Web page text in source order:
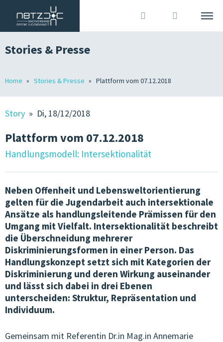
? Anmelden
DEUTSCH ITALIANO
WIR SIND
MITGLIEDER
OJA IN SÜDTIROL
GRUNDLAGEN
JOBS IN DER OJA
TERMINE & KURSE
VEREINSWESEN & KOMMUNIKATION
ÖFFENTLICHKEITSARBEIT
JOBS IN DER OJA
TERMINE & KURSE
VERNETZUNG & BEGLEITUNG
Stories & Presse
Home Stories & Presse Plattform vom 07.12.2018
Story » Di, 18/12/2018
Plattform vom 07.12.2018
Handlungsmodell: Intersektionalität
Neben Offenheit und Lebensweltorientierung
gelten für die Jugendarbeit auch intersektionale
Ansätze als handlungsleitende Prämissen für den
Umgang mit Vielfalt. Intersektionalität beschreibt
die Überschneidung mehrerer
Diskriminierungsformen in einer Person. Das
Handlungskonzept setzt sich mit Kategorien der
Diskriminierung und deren Wirkung auseinander
und lässt sich dabei in drei Ebenen
unterscheiden: Struktur, Repräsentation und
Individuum.
Gemeinsam mit Referentin Dr.in Mag.in Annemarie